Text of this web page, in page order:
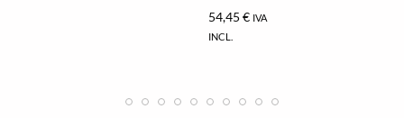
54,45€ IVA
INCL.